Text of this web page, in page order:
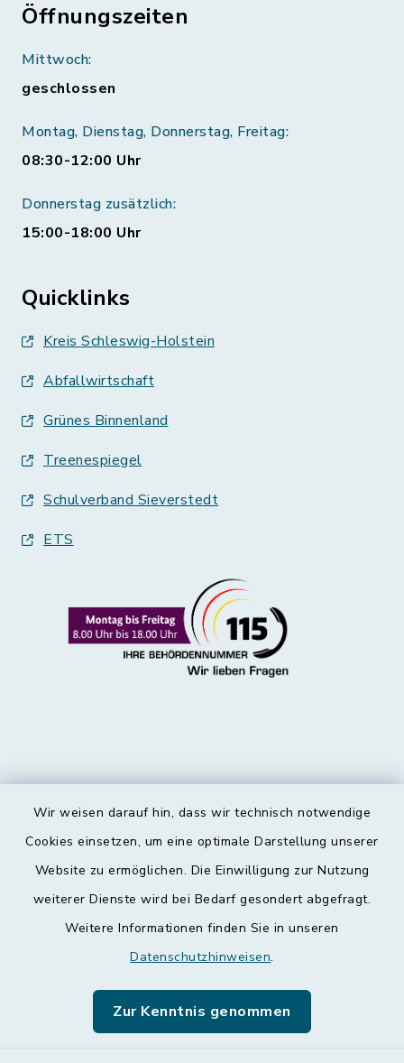
Wir weisen darauf hin, dass wir technisch notwendige
Cookies einsetzen, um eine optimale Darstellung unserer
Website zu ermöglichen. Die Einwilligung zur Nutzung
weiterer Dienste wird bei Bedarf gesondert abgefragt.
Weitere Informationen finden Sie in unseren
Datenschutzhinweisen.
Zur Kenntnis genommen
Öffnungszeiten
Mittwoch:
geschlossen
Montag, Dienstag, Donnerstag, Freitag:
08:30-12:00 Uhr
Donnerstag zusätzlich:
15:00-18:00 Uhr
Quicklinks
Kreis Schleswig-Holstein
Abfallwirtschaft
Grünes Binnenland
Treenespiegel
Schulverband Sieverstedt
ETS
Kontakt
Datenschutz
Leichte Sprache